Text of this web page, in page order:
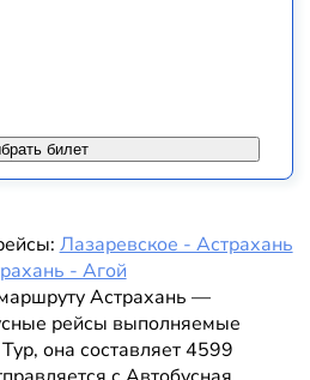
билет
Лазаревское - Астрахань
- Агой
Астрахань —
рейсы выполняемые
она составляет 4599